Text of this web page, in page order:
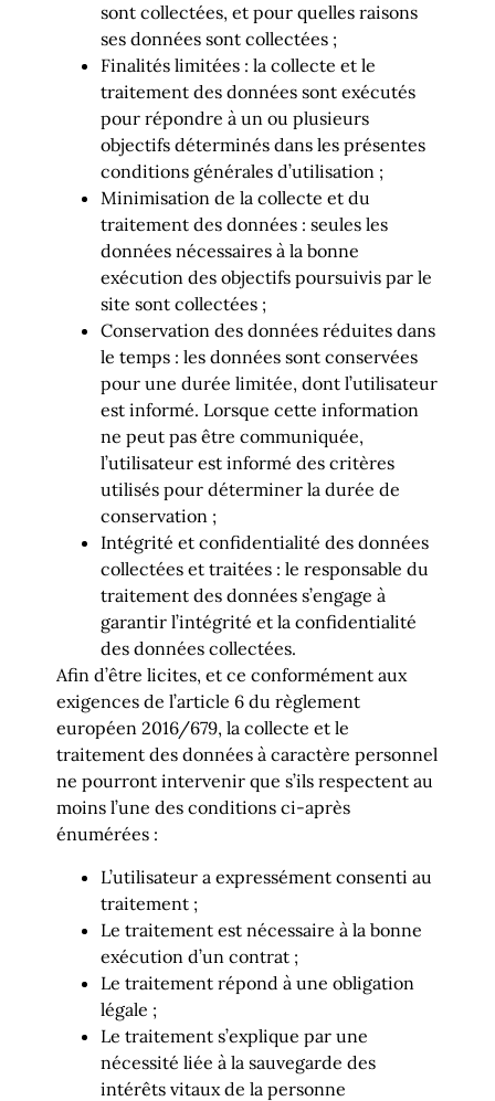
sont collectées, et pour quelles raisons
ses données sont collectées ;
Finalités limitées : la collecte et le
traitement des données sont exécutés
pour répondre à un ou plusieurs
objectifs déterminés dans les présentes
conditions générales d’utilisation ;
Minimisation de la collecte et du
traitement des données : seules les
données nécessaires à la bonne
exécution des objectifs poursuivis par le
site sont collectées ;
Conservation des données réduites dans
le temps : les données sont conservées
pour une durée limitée, dont l’utilisateur
est informé. Lorsque cette information
ne peut pas être communiquée,
l’utilisateur est informé des critères
utilisés pour déterminer la durée de
conservation ;
Intégrité et confidentialité des données
collectées et traitées : le responsable du
traitement des données s’engage à
garantir l’intégrité et la confidentialité
des données collectées.
Afin d’être licites, et ce conformément aux
exigences de l’article 6 du règlement
européen 2016/679, la collecte et le
traitement des données à caractère personnel
ne pourront intervenir que s’ils respectent au
moins l’une des conditions ci-après
énumérées :
L’utilisateur a expressément consenti au
traitement ;
Le traitement est nécessaire à la bonne
exécution d’un contrat ;
Le traitement répond à une obligation
légale ;
Le traitement s’explique par une
nécessité liée à la sauvegarde des
intérêts vitaux de la personne